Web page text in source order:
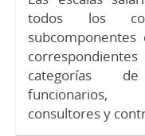
todos los
categorías de
consultores y